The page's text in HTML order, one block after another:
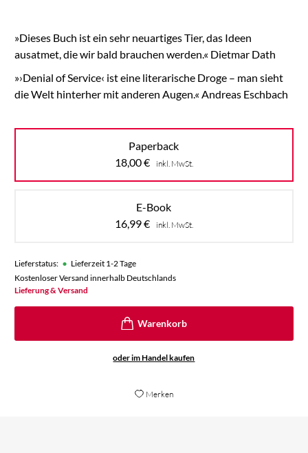
»Dieses Buch ist ein sehr neuartiges Tier, das Ideen
ausatmet, die wir bald brauchen werden.« Dietmar Dath
»›Denial of Service‹ ist eine literarische Droge – man sieht
die Welt hinterher mit anderen Augen.« Andreas Eschbach
Paperback
18,00€ inkl. MwSt.
E-Book
16,99€ inkl. MwSt.
Lieferstatus: • Lieferzeit 1-2 Tage
Kostenloser Versand innerhalb Deutschlands
Lieferung & Versand
oder im Handel kaufen
Merken